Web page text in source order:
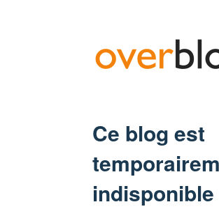
Ce blog est
indisponible